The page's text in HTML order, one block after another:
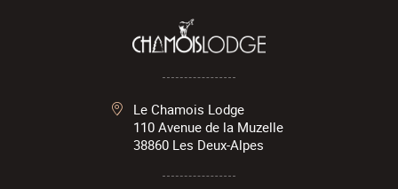
Le Chamois Lodge
110 Avenue de la Muzelle
38860 Les Deux-Alpes